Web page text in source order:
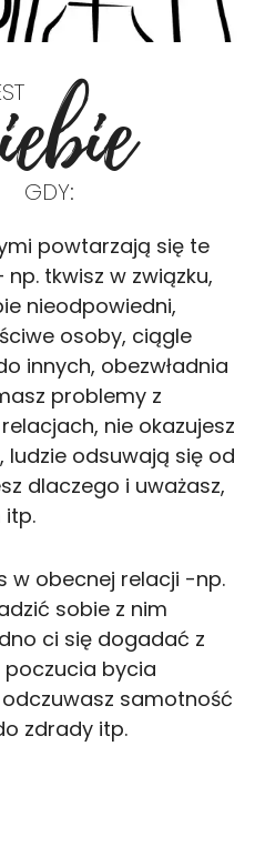
GDY:
powtarzają się te
tkwisz w związku,
nieodpowiedni,
osoby, ciągle
innych, obezwładnia
problemy z
nie okazujesz
ludzie odsuwają się od
dlaczego i uważasz,
itp.
w obecnej relacji -np.
sobie z nim
ci się dogadać z
bycia
samotność
zdrady itp.